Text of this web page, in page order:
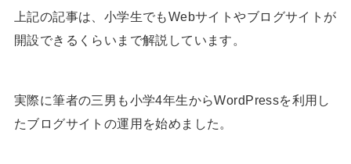
上記の記事は、小学生でもWebサイトやブログサイトが
開設できるくらいまで解説しています。
実際に筆者の三男も小学4年生からWordPressを利用し
たブログサイトの運用を始めました。